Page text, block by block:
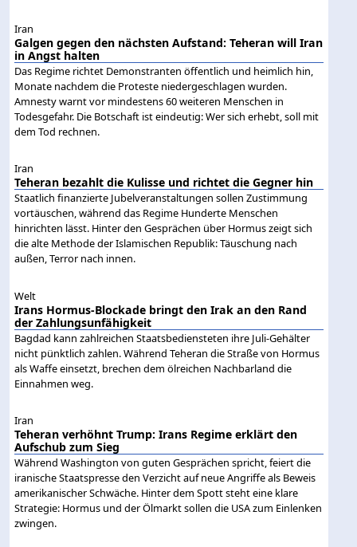
Iran
Galgen gegen den nächsten Aufstand: Teheran will Iran
in Angst halten
Das Regime richtet Demonstranten öffentlich und heimlich hin,
Monate nachdem die Proteste niedergeschlagen wurden.
Amnesty warnt vor mindestens 60 weiteren Menschen in
Todesgefahr. Die Botschaft ist eindeutig: Wer sich erhebt, soll mit
dem Tod rechnen.
Iran
Teheran bezahlt die Kulisse und richtet die Gegner hin
Staatlich finanzierte Jubelveranstaltungen sollen Zustimmung
vortäuschen, während das Regime Hunderte Menschen
hinrichten lässt. Hinter den Gesprächen über Hormus zeigt sich
die alte Methode der Islamischen Republik: Täuschung nach
außen, Terror nach innen.
Welt
Irans Hormus-Blockade bringt den Irak an den Rand
der Zahlungsunfähigkeit
Bagdad kann zahlreichen Staatsbediensteten ihre Juli-Gehälter
nicht pünktlich zahlen. Während Teheran die Straße von Hormus
als Waffe einsetzt, brechen dem ölreichen Nachbarland die
Einnahmen weg.
Iran
Teheran verhöhnt Trump: Irans Regime erklärt den
Aufschub zum Sieg
Während Washington von guten Gesprächen spricht, feiert die
iranische Staatspresse den Verzicht auf neue Angriffe als Beweis
amerikanischer Schwäche. Hinter dem Spott steht eine klare
Strategie: Hormus und der Ölmarkt sollen die USA zum Einlenken
zwingen.